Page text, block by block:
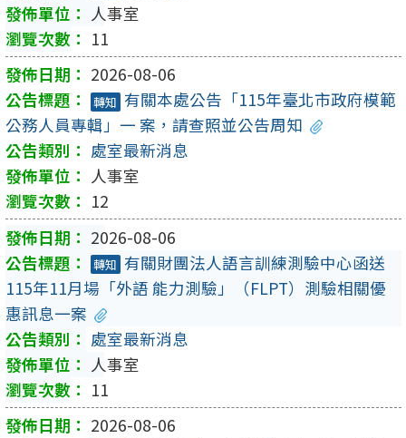
人事室
11
2026-08-06
轉知 有關本處公告「115年臺北市政府模範
公務人員專輯」一 案，請查照並公告周知
處室最新消息
人事室
12
2026-08-06
轉知 有關財團法人語言訓練測驗中心函送
115年11月場「外語 能力測驗」（FLPT）測驗相關優
惠訊息一案
處室最新消息
人事室
11
2026-08-06